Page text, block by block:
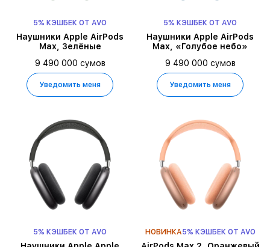
5% КЭШБЕК ОТ AVO
Наушники Apple AirPods
Max, Зелёные
9 490 000 сумов
Уведомить меня
5% КЭШБЕК ОТ AVO
Наушники Apple AirPods
Max, «Голубое небо»
9 490 000 сумов
Уведомить меня
5% КЭШБЕК ОТ AVO НОВИНКА5% КЭШБЕК ОТ AVO